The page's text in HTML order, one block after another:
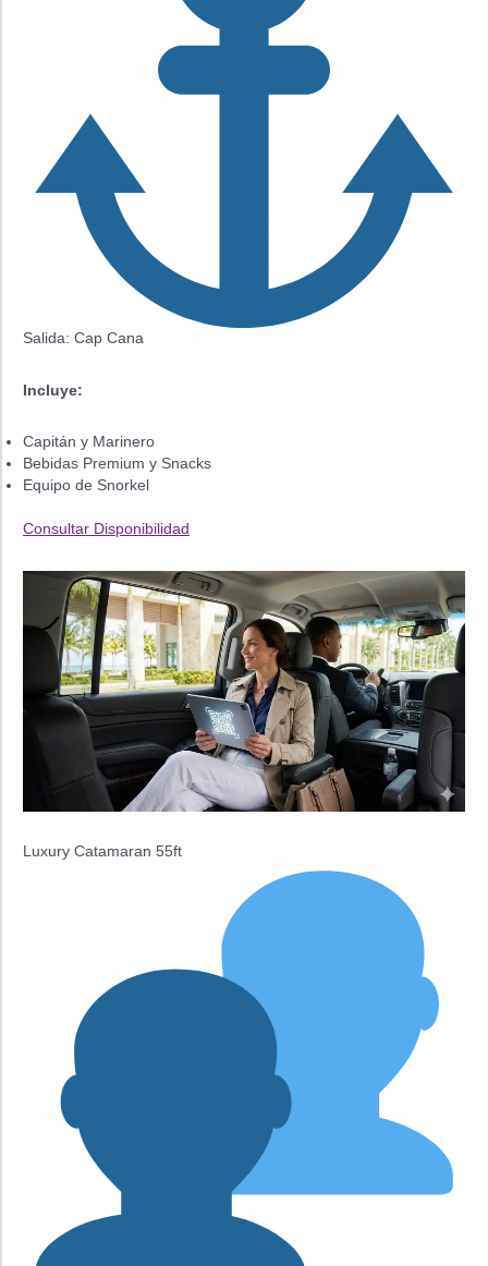
Salida: Cap Cana
Incluye:
Capitán y Marinero
Bebidas Premium y Snacks
Equipo de Snorkel
Consultar Disponibilidad
Luxury Catamaran 55ft